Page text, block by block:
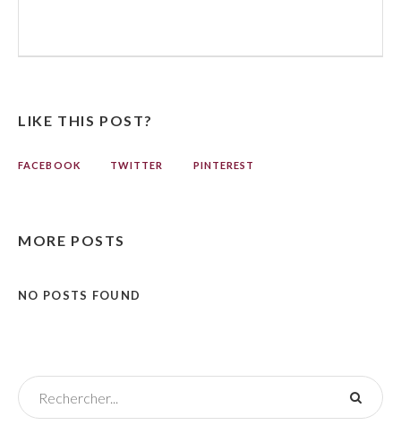
LIKE THIS POST?
FACEBOOK TWITTER PINTEREST
MORE POSTS
NO POSTS FOUND